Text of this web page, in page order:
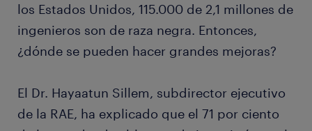
los Estados Unidos, 115.000 de 2,1 millones de
ingenieros son de raza negra. Entonces,
¿dónde se pueden hacer grandes mejoras?
El Dr. Hayaatun Sillem, subdirector ejecutivo
de la RAE, ha explicado que el 71 por ciento